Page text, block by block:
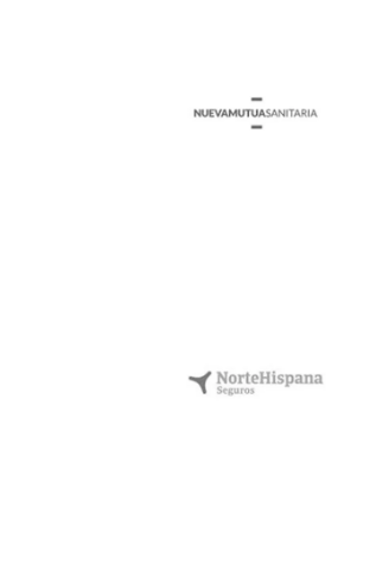
Nueva Mutua
Sanitaria
de Seguros y
Reaseguros,